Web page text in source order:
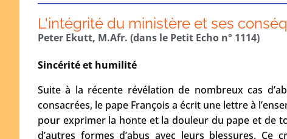
L'intégrité du ministère et ses
Peter Ekutt, M.Afr. (dans le Petit Echo n° 1114)
Sincérité et humilité
Suite à la récente révélation de nombreux cas
consacrées, le pape François a écrit une lettre à
pour exprimer la honte et la douleur du pape et de
d’autres formes d’abus avec leurs blessures.